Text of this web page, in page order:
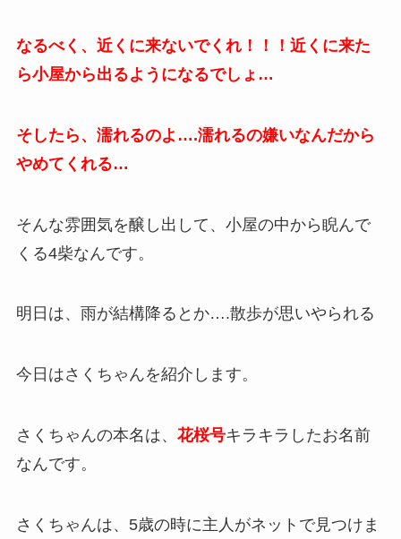
なるべく、近くに来ないでくれ！！！近くに来た
ら小屋から出るようになるでしょ…
そしたら、濡れるのよ….濡れるの嫌いなんだから
やめてくれる…
そんな雰囲気を醸し出して、小屋の中から睨んで
くる4柴なんです。
明日は、雨が結構降るとか….散歩が思いやられる
今日はさくちゃんを紹介します。
さくちゃんの本名は、 花桜号キラキラしたお名前
なんです。
さくちゃんは、5歳の時に主人がネットで見つけま